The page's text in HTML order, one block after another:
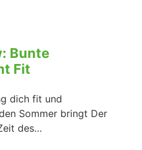
Bunte
Fit
dich fit und
Sommer bringt Der
des…